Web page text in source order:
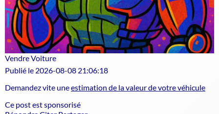
Vendre Voiture
Publié le 2026-08-08 21:06:18
Demandez vite uneestimation de la valeur de votre véhicule
Ce post est sponsorisé